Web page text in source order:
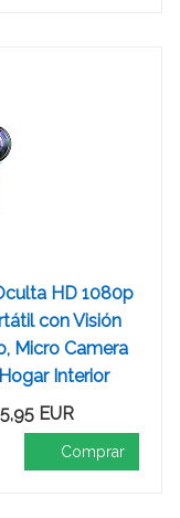
HD 1080p
con Visión
Micro Camera
Interior
EUR
Comprar